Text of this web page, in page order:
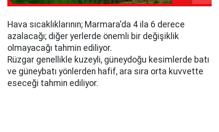
Hava sıcaklıklarının; Marmara'da 4 ila 6 derece
azalacağı; diğer yerlerde önemli bir değişiklik
olmayacağı tahmin ediliyor.
Rüzgar genellikle kuzeyli, güneydoğu kesimlerde batı
ve güneybatı yönlerden hafif, ara sıra orta kuvvette
eseceği tahmin ediliyor.